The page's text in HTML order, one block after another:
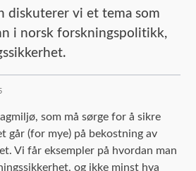
diskuterer vi et tema som
i norsk forskningspolitikk,
som må sørge for å sikre
går (for mye) på bekostning av
Vi får eksempler på hvordan man
og ikke minst hva